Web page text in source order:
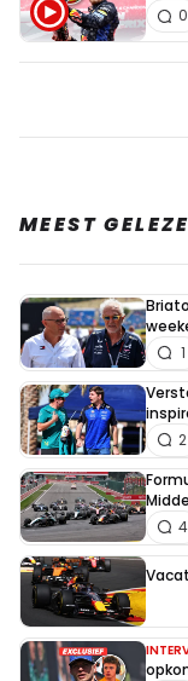
0
MEEST
1
2
4